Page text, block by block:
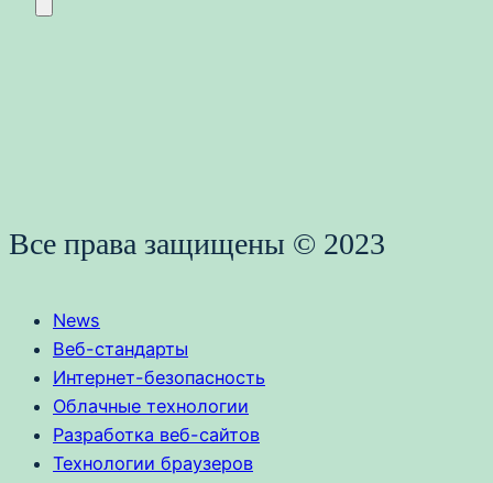
Все права защищены © 2023
News
Веб-стандарты
Интернет-безопасность
Облачные технологии
Разработка веб-сайтов
Технологии браузеров